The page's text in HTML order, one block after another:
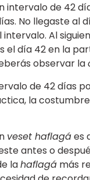
intervalo de 42
No llegaste al
Al
el día 42 en la
observar la
de 42 días
la
veset haflagáes
antes o
lahaflagámás